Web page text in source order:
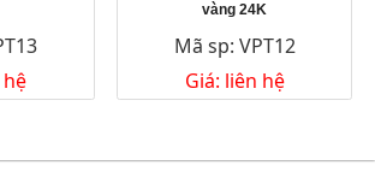
hệ
vàng 24K
Mã sp: VPT12
Giá: liên hệ